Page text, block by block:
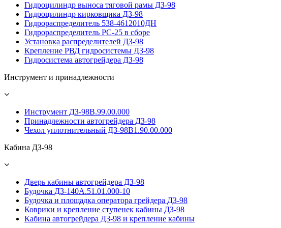
Гидроцилиндр выноса тяговой рамы ДЗ-98
Гидроцилиндр кирковщика ДЗ-98
Гидрораспределитель 538-4612010ДН
Гидрораспределитель PС-25 в сборе
Установка распределителей ДЗ-98
Крепление РВД гидросистемы ДЗ-98
Гидросистема автогрейдера ДЗ-98
Инструмент и принадлежности
Инструмент ДЗ-98В.99.00.000
Принадлежности автогрейдера ДЗ-98
Чехол уплотнительный ДЗ-98В1.90.00.000
Кабина ДЗ-98
Дверь кабины автогрейдера ДЗ-98
Будочка ДЗ-140А.51.01.000-10
Будочка и площадка оператора грейдера ДЗ-98
Коврики и крепление ступенек кабины ДЗ-98
Кабина автогрейдера ДЗ-98 и крепление кабины